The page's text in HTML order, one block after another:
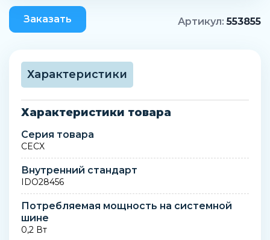
Заказать Артикул:553855
Характеристики
Характеристики товара
Серия товара
CECX
Внутренний стандарт
IDO28456
Потребляемая мощность на системной
шине
0,2 Вт